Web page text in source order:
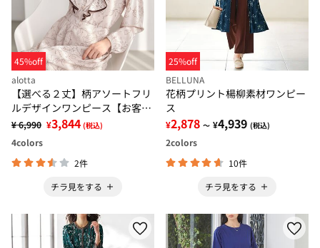
45%off
alotta
【選べる２丈】柄アソートフリ
ルデザインワンピース【お客様
企画】
¥ 6,990 ¥3,844 (税込)
4colors
2件
チラ見をする
25%off
BELLUNA
花柄プリント楊柳素材ワンピー
ス
¥2,878 ～ ¥4,939 (税込)
2colors
10件
チラ見をする